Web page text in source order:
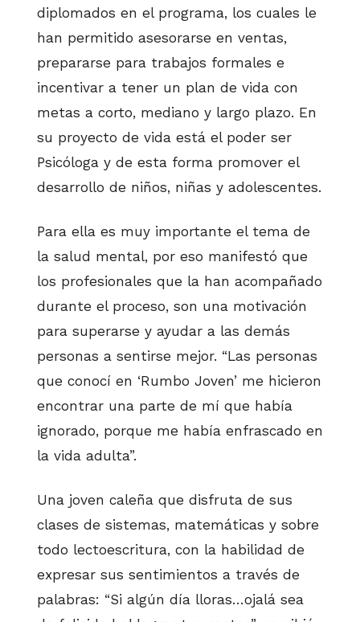
diplomados en el programa, los cuales le
han permitido asesorarse en ventas,
prepararse para trabajos formales e
incentivar a tener un plan de vida con
metas a corto, mediano y largo plazo. En
su proyecto de vida está el poder ser
Psicóloga y de esta forma promover el
desarrollo de niños, niñas y adolescentes.
Para ella es muy importante el tema de
la salud mental, por eso manifestó que
los profesionales que la han acompañado
durante el proceso, son una motivación
para superarse y ayudar a las demás
personas a sentirse mejor. “Las personas
que conocí en ‘Rumbo Joven’ me hicieron
encontrar una parte de mí que había
ignorado, porque me había enfrascado en
la vida adulta”.
Una joven caleña que disfruta de sus
clases de sistemas, matemáticas y sobre
todo lectoescritura, con la habilidad de
expresar sus sentimientos a través de
palabras: “Si algún día lloras…ojalá sea